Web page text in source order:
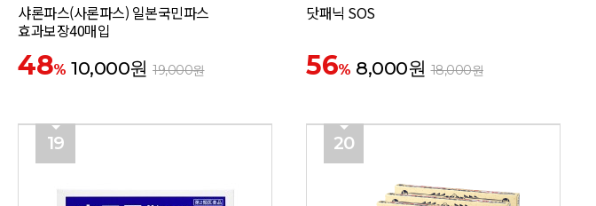
샤론파스(사론파스) 일본국민파스
효과보장40매입
48% 10,000원 19,000원
닷패닉 SOS
56% 8,000원18,000원
19 20